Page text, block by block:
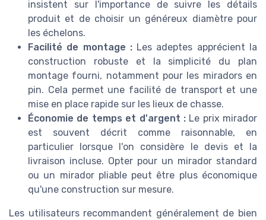
insistent sur l'importance de suivre les détails
produit et de choisir un généreux diamètre pour
les échelons.
Facilité de montage :Les adeptes apprécient la
construction robuste et la simplicité du plan
montage fourni, notamment pour les miradors en
pin. Cela permet une facilité de transport et une
mise en place rapide sur les lieux de chasse.
Économie de temps et d'argent :Le prix mirador
est souvent décrit comme raisonnable, en
particulier lorsque l'on considère le devis et la
livraison incluse. Opter pour un mirador standard
ou un mirador pliable peut être plus économique
qu'une construction sur mesure.
Les utilisateurs recommandent généralement de bien